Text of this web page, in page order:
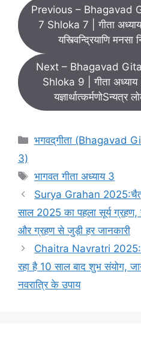
Previous – Bhagavad
7 Shloka 7 | गीता
यस्त्विन्द्रियाणि
Next – Bhagavad
Shloka 9 | गीता अध्याय
यज्ञार्थात्कर्मणोSन्यत्र
C
e
g
o
r
i
s
भगवद्‌गीता (Bhagavad
3)
T
a
s
भागवत गीता अध्याय 3
Surya Grahan
साल 2025 का पहला सूर्य
और ग्रहण से जुड़ी हर जानकारी
Chaitra Navratri 2025:
रहा है 10 साल बाद शुभ संयोग,
नवरात्रि के उपाय